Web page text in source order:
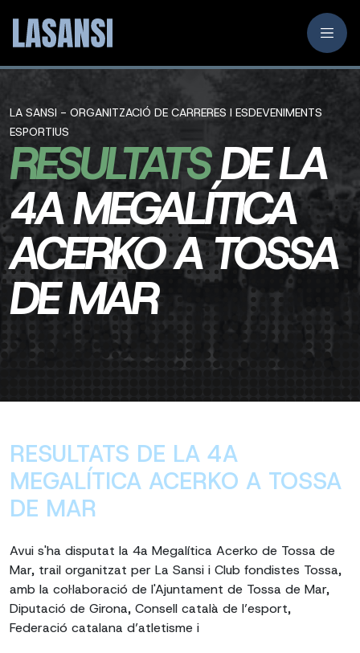
LA SANSI - ORGANITZACIÓ DE CARRERES I ESDEVENIMENTS
ESPORTIUS
RESULTATSDE LA
4A MEGALÍTICA
ACERKO A TOSSA
DE MAR
RESULTATS DE LA 4A
MEGALÍTICA ACERKO A TOSSA
DE MAR
Avui s'ha disputat la 4a Megalítica Acerko de Tossa de
Mar, trail organitzat per La Sansi i Club fondistes Tossa,
amb la col·laboració de l'Ajuntament de Tossa de Mar,
Diputació de Girona, Consell català de l’esport,
Federació catalana d’atletisme i